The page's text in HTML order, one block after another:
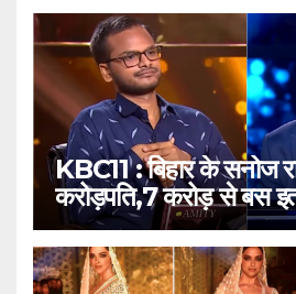
KBC11 : बिहार के सनोज
करोड़पति,7 करोड़ से बस